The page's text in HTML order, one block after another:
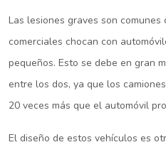
Las lesiones graves son comunes
comerciales chocan con
pequeños. Esto se debe en gran
entre los dos, ya que los
20 veces más que el automóvil
El diseño de estos vehículos es